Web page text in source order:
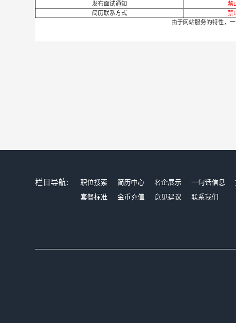
发布面试通知
禁
简历联系方式
禁
由于网站服务的特性，
栏目导航: 职位搜索 简历中心 名企展示 一句话信息
套餐标准
金币充值 意见建议 联系我们